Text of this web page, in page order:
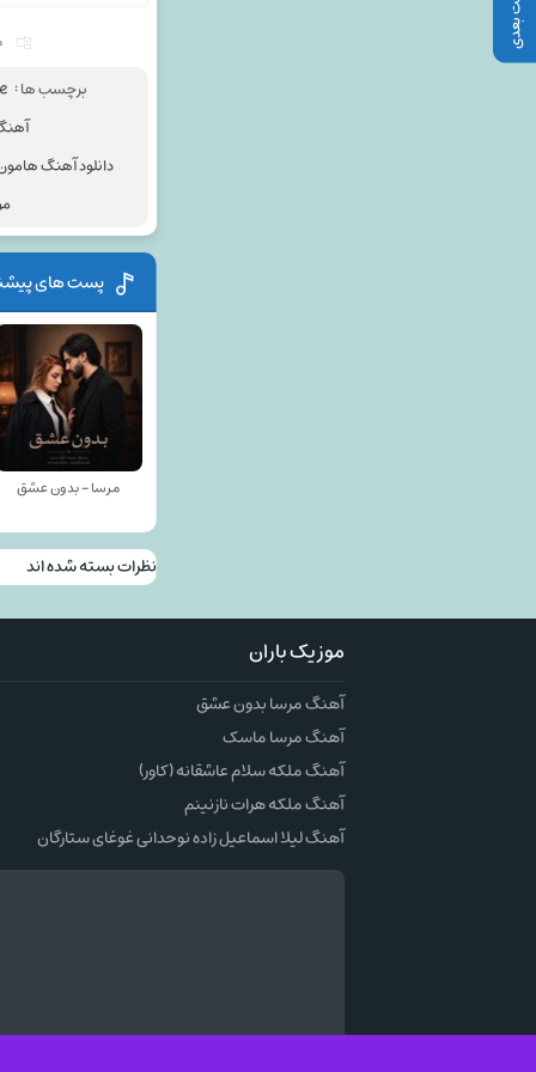
پست بعدی
برچسب ها :
دانلود آهنگ
پست های
مرسا - بدون عشق
نظرات بسته شده اند
موزیک باران
آهنگ مرسا بدون عشق
آهنگ مرسا ماسک
آهنگ ملکه سلام عاشقانه (کاور)
آهنگ ملکه هرات نازنینم
آهنگ لیلا اسماعیل زاده نوحدانی غوغای ستارگان